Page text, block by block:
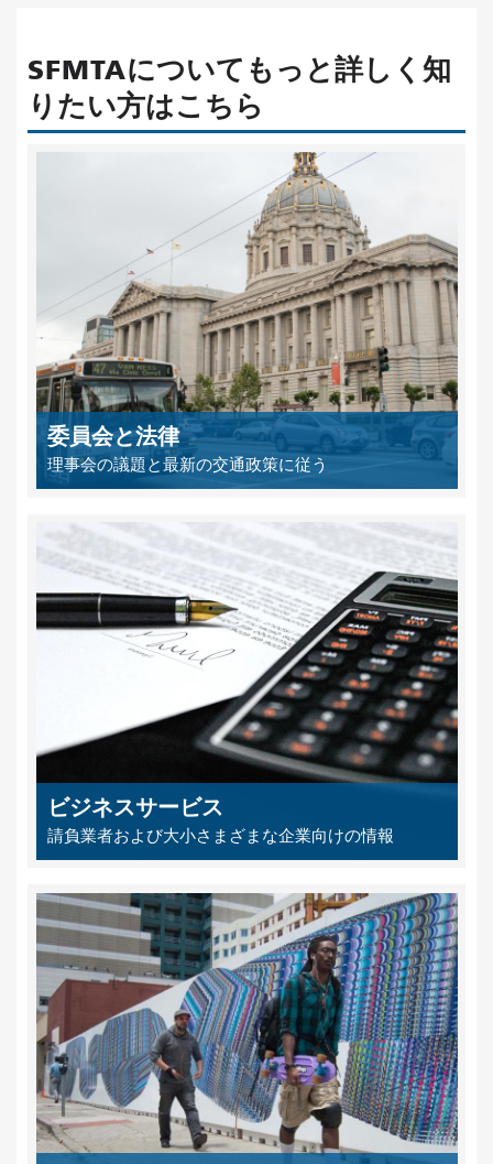
SFMTAについてもっと詳しく知
りたい方はこちら
委員会と法律
理事会の議題と最新の交通政策に従う
ビジネスサービス
請負業者および大小さまざまな企業向けの情報